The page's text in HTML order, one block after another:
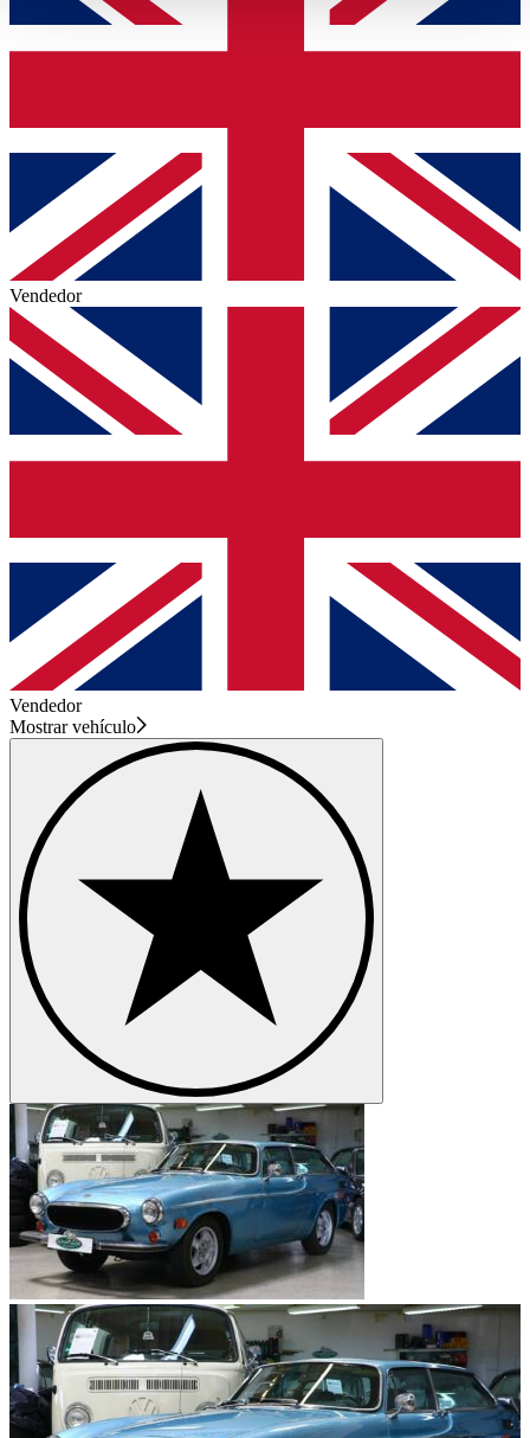
haben oder die sie im Rahmen Ihrer Nutzung der Dienste
Vendedor
Vendedor
Mostrar vehículo